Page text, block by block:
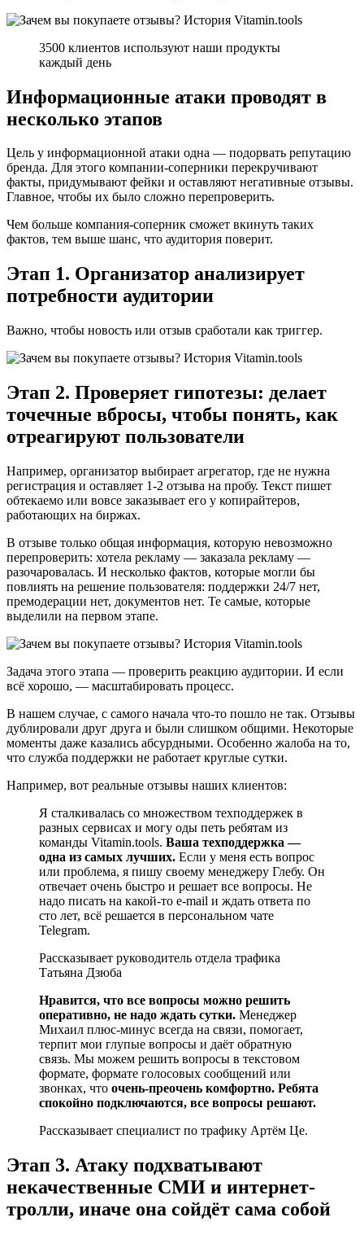
3500 клиентов используют наши продукты
каждый день
Информационные атаки проводят в
несколько этапов
Цель у информационной атаки одна — подорвать репутацию
бренда. Для этого компании-соперники перекручивают
факты, придумывают фейки и оставляют негативные отзывы.
Главное, чтобы их было сложно перепроверить.
Чем больше компания-соперник сможет вкинуть таких
фактов, тем выше шанс, что аудитория поверит.
Этап 1. Организатор анализирует
потребности аудитории
Важно, чтобы новость или отзыв сработали как триггер.
Этап 2. Проверяет гипотезы: делает
точечные вбросы, чтобы понять, как
отреагируют пользователи
Например, организатор выбирает агрегатор, где не нужна
регистрация и оставляет 1-2 отзыва на пробу. Текст пишет
обтекаемо или вовсе заказывает его у копирайтеров,
работающих на биржах.
В отзыве только общая информация, которую невозможно
перепроверить: хотела рекламу — заказала рекламу —
разочаровалась. И несколько фактов, которые могли бы
повлиять на решение пользователя: поддержки 24/7 нет,
премодерации нет, документов нет. Те самые, которые
выделили на первом этапе.
Задача этого этапа — проверить реакцию аудитории. И если
всё хорошо, — масштабировать процесс.
В нашем случае, с самого начала что-то пошло не так. Отзывы
дублировали друг друга и были слишком общими. Некоторые
моменты даже казались абсурдными. Особенно жалоба на то,
что служба поддержки не работает круглые сутки.
Например, вот реальные отзывы наших клиентов:
Я сталкивалась со множеством техподдержек в
разных сервисах и могу оды петь ребятам из
команды Vitamin.tools. Ваша техподдержка —
одна из самых лучших. Если у меня есть вопрос
или проблема, я пишу своему менеджеру Глебу. Он
отвечает очень быстро и решает все вопросы. Не
надо писать на какой-то e-mail и ждать ответа по
сто лет, всё решается в персональном чате
Telegram.
Рассказывает руководитель отдела трафика
Татьяна Дзюба
Нравится, что все вопросы можно решить
оперативно, не надо ждать сутки. Менеджер
Михаил плюс-минус всегда на связи, помогает,
терпит мои глупые вопросы и даёт обратную
связь. Мы можем решить вопросы в текстовом
формате, формате голосовых сообщений или
звонках, что очень-преочень комфортно. Ребята
спокойно подключаются, все вопросы решают.
Рассказывает специалист по трафику Артём Це.
Этап 3. Атаку подхватывают
некачественные СМИ и интернет-
тролли, иначе она сойдёт сама собой